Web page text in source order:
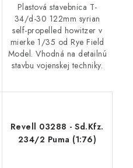
Plastová stavebnica T-
34/d-30 122mm syrian
self-propelled howitzer v
mierke 1/35 od Rye Field
Model. Vhodná na detailnú
stavbu vojenskej techniky.
Revell 03288 - Sd.Kfz.
234/2 Puma (1:76)